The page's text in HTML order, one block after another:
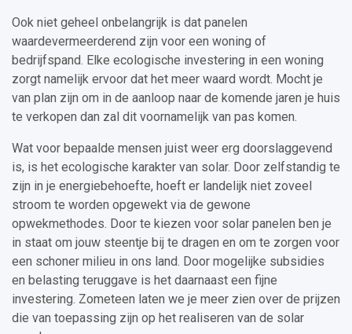
Ook niet geheel onbelangrijk is dat panelen
waardevermeerderend zijn voor een woning of
bedrijfspand. Elke ecologische investering in een woning
zorgt namelijk ervoor dat het meer waard wordt. Mocht je
van plan zijn om in de aanloop naar de komende jaren je huis
te verkopen dan zal dit voornamelijk van pas komen.
Wat voor bepaalde mensen juist weer erg doorslaggevend
is, is het ecologische karakter van solar. Door zelfstandig te
zijn in je energiebehoefte, hoeft er landelijk niet zoveel
stroom te worden opgewekt via de gewone
opwekmethodes. Door te kiezen voor solar panelen ben je
in staat om jouw steentje bij te dragen en om te zorgen voor
een schoner milieu in ons land. Door mogelijke subsidies
en belasting teruggave is het daarnaast een fijne
investering. Zometeen laten we je meer zien over de prijzen
die van toepassing zijn op het realiseren van de solar